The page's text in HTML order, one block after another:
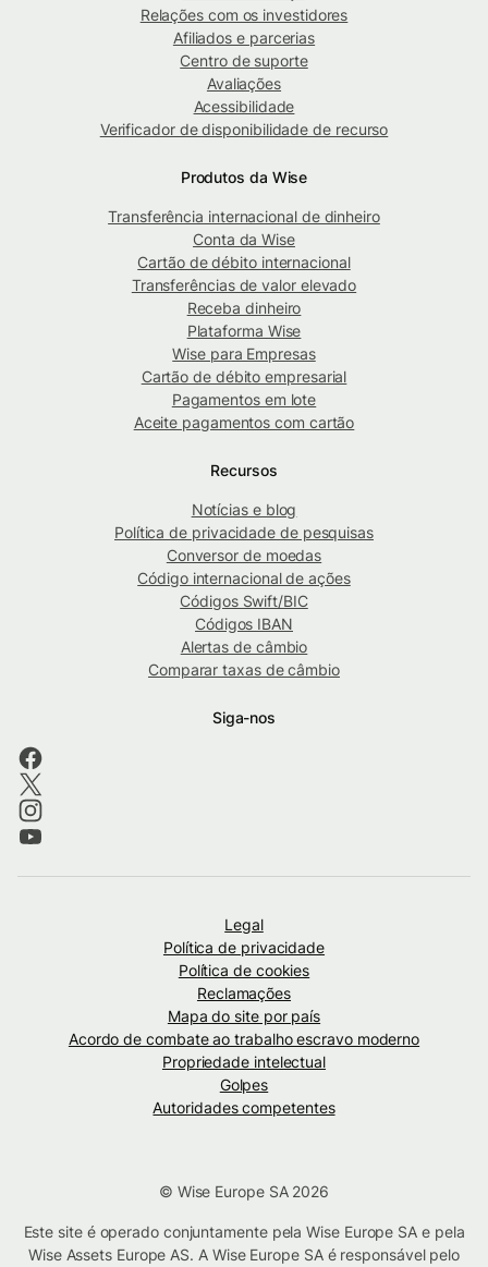
Relações com os investidores
Afiliados e parcerias
Centro de suporte
Avaliações
Acessibilidade
Verificador de disponibilidade de recurso
Produtos da Wise
Transferência internacional de dinheiro
Conta da Wise
Cartão de débito internacional
Transferências de valor elevado
Receba dinheiro
Plataforma Wise
Wise para Empresas
Cartão de débito empresarial
Pagamentos em lote
Aceite pagamentos com cartão
Recursos
Notícias e blog
Política de privacidade de pesquisas
Conversor de moedas
Código internacional de ações
Códigos Swift/BIC
Códigos IBAN
Alertas de câmbio
Comparar taxas de câmbio
Siga-nos
Legal
Política de privacidade
Política de cookies
Reclamações
Mapa do site por país
Acordo de combate ao trabalho escravo moderno
Propriedade intelectual
Golpes
Autoridades competentes
© Wise Europe SA 2026
Este site é operado conjuntamente pela Wise Europe SA e pela
Wise Assets Europe AS. A Wise Europe SA é responsável pelo